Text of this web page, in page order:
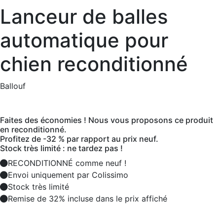
Lanceur de balles
automatique pour
chien reconditionné
Ballouf
Faites des économies ! Nous vous proposons ce produit
en reconditionné.
Profitez de -32 % par rapport au prix neuf.
Stock très limité : ne tardez pas !
RECONDITIONNÉ comme neuf !
Envoi uniquement par Colissimo
Stock très limité
Remise de 32% incluse dans le prix affiché